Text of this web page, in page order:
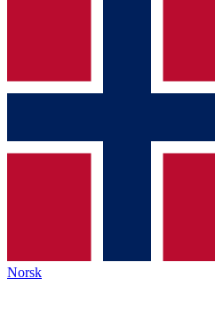
Norsk